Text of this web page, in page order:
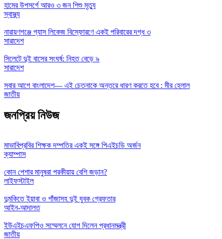
হামের উপসর্গে আরও ৩ জন শিশু মৃত্যু
স্বাস্থ্য
নারায়ণগঞ্জে গ্যাস লিকেজ বিস্ফোরণে একই পরিবারের দগ্ধ ৩
সারাদেশ
সিলেটে দুই বাসের সংঘর্ষ: নিহত বেড়ে ৯
সারাদেশ
সবার আগে বাংলাদেশ— এই চেতনাকে অন্তরে ধারণ করতে হবে : মীর হেলাল
জাতীয়
জনপ্রিয় নিউজ
মাভাবিপ্রবির শিক্ষক দম্পতির একই সঙ্গে পিএইচডি অর্জন
ক্যাম্পাস
কোন পেশার মানুষরা পরকীয়ায় বেশি জড়ান?
লাইফস্টাইল
দুমকিতে ইয়াবা ও গাঁজাসহ দুই যুবক গ্রেফতার
আইন-আদালত
ইউএইচএফপিও সম্মেলনে যোগ দিলেন প্রধানমন্ত্রী
জাতীয়